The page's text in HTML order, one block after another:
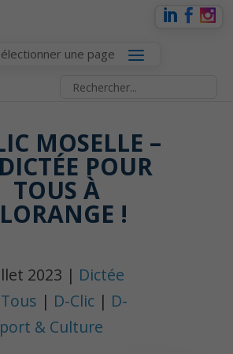
une page
MOSELLE –
POUR
TOUS À
!
2023 | Dictée
| D-Clic | D-
& Culture